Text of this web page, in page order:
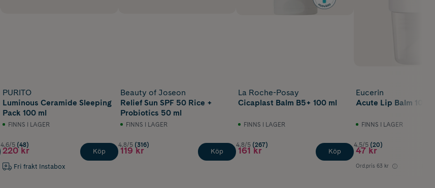
PURITO
Luminous Ceramide Sleeping
Pack 100 ml
FINNS I LAGER
4.6/5 (48)
220 kr
Fri frakt Instabox
Köp
Beauty of Joseon
Relief Sun SPF 50 Rice +
Probiotics 50 ml
FINNS I LAGER
4.8/5 (316)
119 kr Köp
La Roche-Posay
Cicaplast Balm B5+ 100 ml
FINNS I LAGER
4.8/5 (267)
161 kr Köp
Eucerin
Acute Lip Balm 10 ml
FINNS I LAGER
4.5/5 (20)
47 kr
Ord.pris 63 kr